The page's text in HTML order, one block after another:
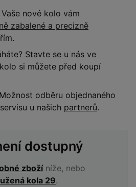
Vaše nové kolo vám
zabalené a precizně
Stavte se u nás ve
si můžete před koupí
Možnost odběru objednaného
u našich partnerů.
dostupný
zbožíníže, nebo
kola 29.